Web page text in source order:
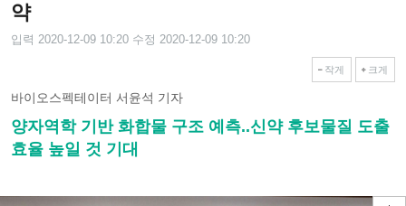
약
입력 2020-12-09 10:20 수정 2020-12-09 10:20
작게 크게
바이오스펙테이터 서윤석 기자
양자역학 기반 화합물 구조 예측..신약 후보물질 도출
효율 높일 것 기대